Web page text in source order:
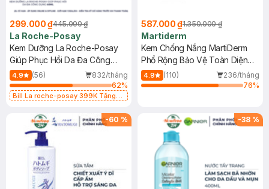
299.000 ₫445.000 ₫
La Roche-Posay
Kem Dưỡng La Roche-Posay
Giúp Phục Hồi Da Đa Công
Dụng 40ml
4.9 (56)
832/tháng
62%
Bill La roche-posay 399K Tặng
(SL có hạn)
587.000 ₫1.350.000 ₫
Martiderm
Kem Chống Nắng MartiDerm
Phổ Rộng Bảo Vệ Toàn Diện
40ml
4.9 (110)
236/tháng
76%
-60 % -38 %